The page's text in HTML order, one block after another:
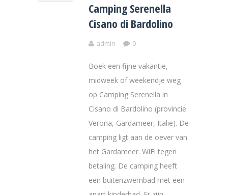
Camping Serenella
Cisano di Bardolino
admin 0
Boek een fijne vakantie,
midweek of weekendje weg
op Camping Serenella in
Cisano di Bardolino (provincie
Verona, Gardameer, Italie). De
camping ligt aan de oever van
het Gardameer. WiFi tegen
betaling. De camping heeft
een buitenzwembad met een